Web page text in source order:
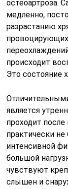
остеоартроза.
медленно,
разрастанию
происходит
Это состояние
является
проходит
практически
интенсивной
большой
чувствуют
слышен и